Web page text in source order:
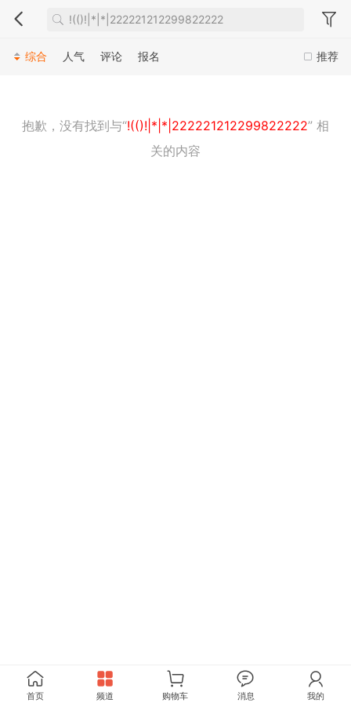
推荐
综合 人气 评论 报名
抱歉，没有找到与“!(()!|*|*|222221212299822222” 相
关的内容
首页 频道 购物车 消息 我的